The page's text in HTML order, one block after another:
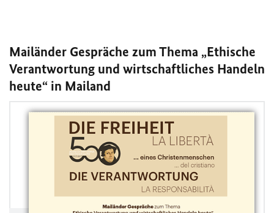
Mailänder Gespräche zum Thema „Ethische
Verantwortung und wirtschaftliches Handeln
heute“ in Mailand